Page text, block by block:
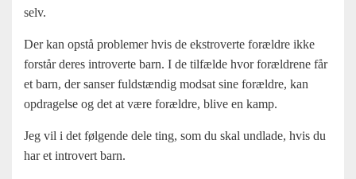
selv.
Der kan opstå problemer hvis de ekstroverte forældre ikke
forstår deres introverte barn. I de tilfælde hvor forældrene får
et barn, der sanser fuldstændig modsat sine forældre, kan
opdragelse og det at være forældre, blive en kamp.
Jeg vil i det følgende dele ting, som du skal undlade, hvis du
har et introvert barn.